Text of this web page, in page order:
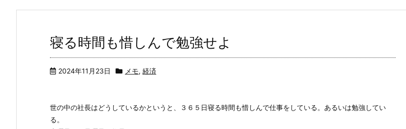
寝る時間も惜しんで勉強せよ
2024年11月23日 メモ, 経済
世の中の社長はどうしているかというと、３６５日寝る時間も惜しんで仕事をしている。あるいは勉強してい
る。